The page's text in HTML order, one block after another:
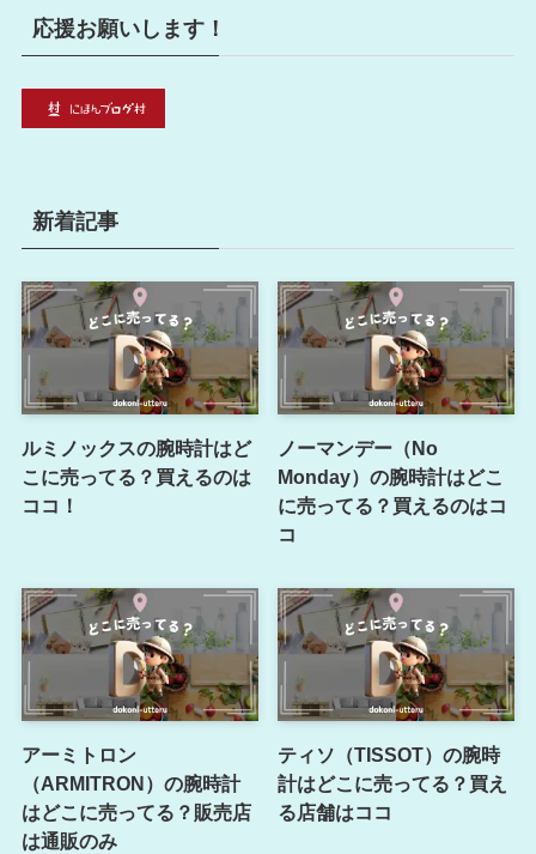
応援お願いします！
新着記事
ルミノックスの腕時計はど
こに売ってる？買えるのは
ココ！
ノーマンデー（No
Monday）の腕時計はどこ
に売ってる？買えるのはコ
コ
アーミトロン
（ARMITRON）の腕時計
はどこに売ってる？販売店
は通販のみ
ティソ（TISSOT）の腕時
計はどこに売ってる？買え
る店舗はココ